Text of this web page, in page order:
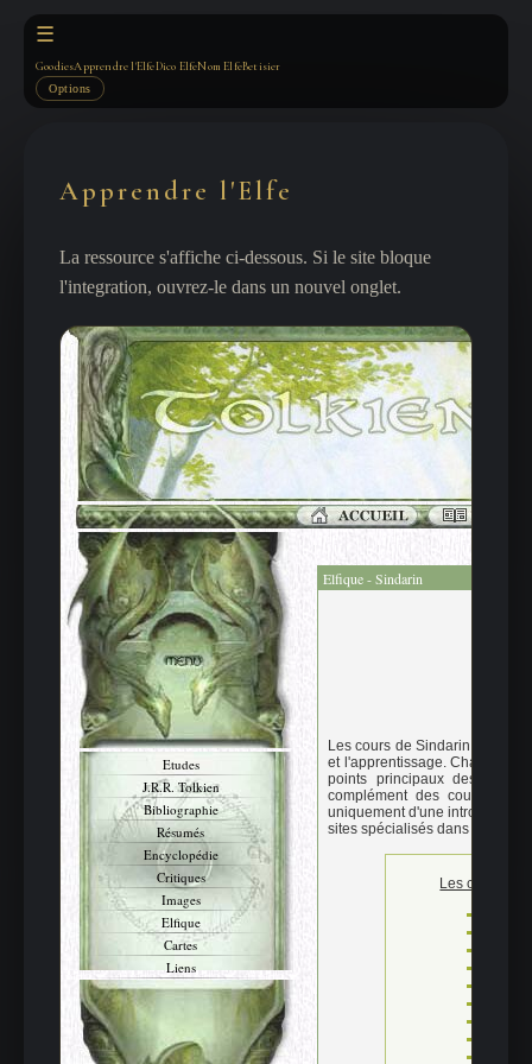
☰
GoodiesApprendre l'ElfeDico ElfeNom ElfeBetisier
Options
Apprendre l'Elfe
La ressource s'affiche ci-dessous. Si le site bloque
l'integration, ouvrez-le dans un nouvel onglet.